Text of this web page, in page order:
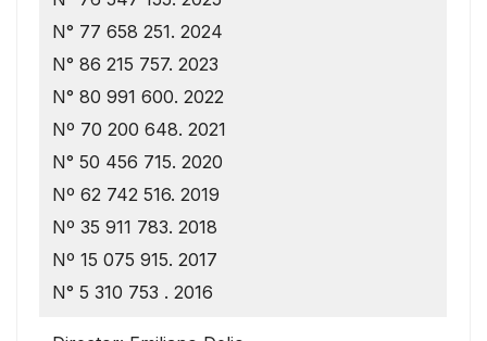
N° 77 658 251. 2024
N° 86 215 757. 2023
N° 80 991 600. 2022
Nº 70 200 648. 2021
N° 50 456 715. 2020
Nº 62 742 516. 2019
Nº 35 911 783. 2018
Nº 15 075 915. 2017
N° 5 310 753 . 2016